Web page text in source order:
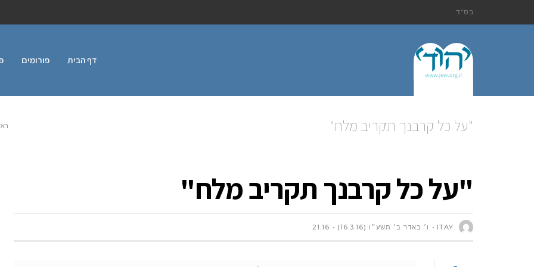
בס"ד
דף הבית פורומים
"על כל קרבנך תקריב מלח"
"על כל קרבנך תקריב מלח"
ו׳ באדר ב׳ תשע״ו (16.3.16) 21:16